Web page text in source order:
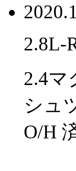
2.8L-
2.4マ
シュ
O/H